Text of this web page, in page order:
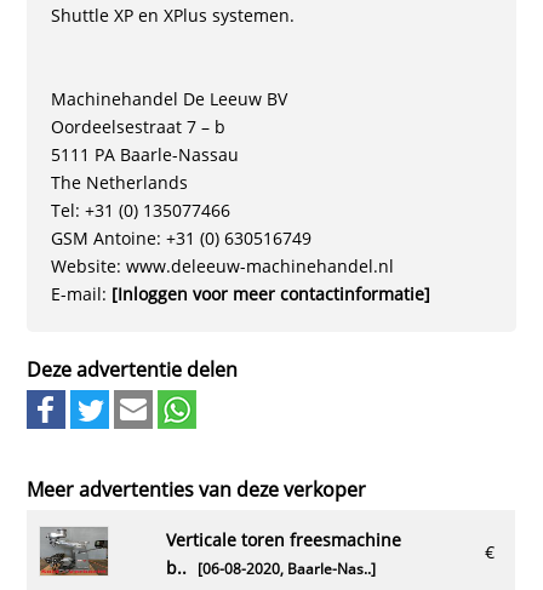
Shuttle XP en XPlus systemen.
Machinehandel De Leeuw BV
Oordeelsestraat 7 – b
5111 PA Baarle-Nassau
The Netherlands
Tel: +31 (0) 135077466
GSM Antoine: +31 (0) 630516749
Website: www.deleeuw-machinehandel.nl
E-mail: [Inloggen voor meer contactinformatie]
Deze advertentie delen
Meer advertenties van deze verkoper
€
verticale toren freesmachine
b..[06-08-2020, Baarle-Nas..]